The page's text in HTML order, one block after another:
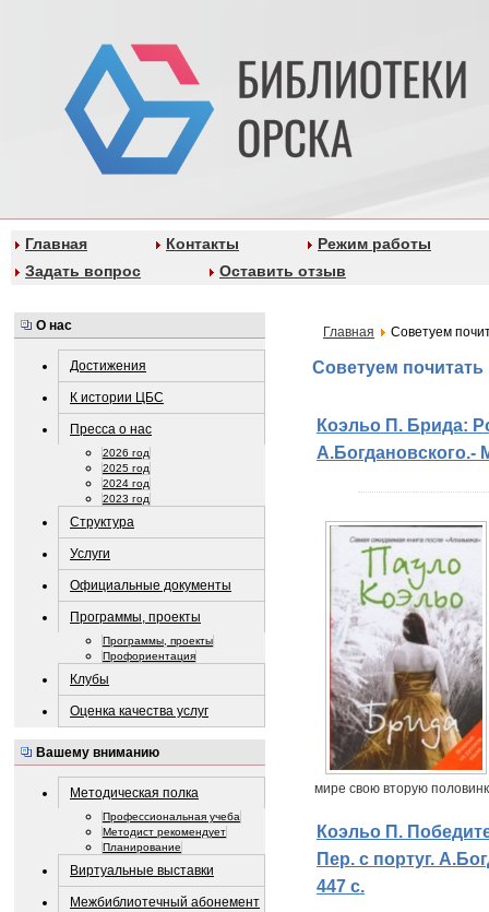
Главная Контакты
Режим работы
Задать вопрос
Оставить отзыв
О нас
Достижения
К истории ЦБС
Пресса о нас
2026 год
2025 год
2024 год
2023 год
Структура
Услуги
Официальные документы
Программы, проекты
Программы, проекты
Профориентация
Клубы
Оценка качества услуг
Вашему вниманию
Методическая полка
Профессиональная учеба
Методист рекомендует
Планирование
Виртуальные выставки
Межбиблиотечный абонемент
Главная Советуем
Советуем почитать
Коэльо П. Брида:
А.Богдановского.-
мире свою вторую
Коэльо П.
Пер. с португ.
447 с.